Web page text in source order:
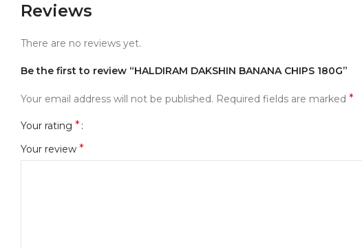
Reviews
There are no reviews yet.
Be the first to review “HALDIRAM DAKSHIN BANANA CHIPS 180G”
Your email address will not be published. Required fields are marked *
Your rating *
Your review *